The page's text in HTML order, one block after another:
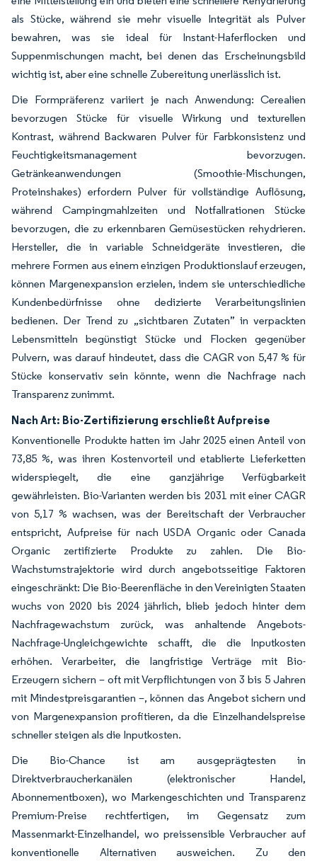
als Stücke, während sie mehr visuelle Integrität als Pulver
bewahren, was sie ideal für Instant-Haferflocken und
Suppenmischungen macht, bei denen das Erscheinungsbild
wichtig ist, aber eine schnelle Zubereitung unerlässlich ist.
Die Formpräferenz variiert je nach Anwendung: Cerealien
bevorzugen Stücke für visuelle Wirkung und texturellen
Kontrast, während Backwaren Pulver für Farbkonsistenz und
Feuchtigkeitsmanagement bevorzugen.
Getränkeanwendungen (Smoothie-Mischungen,
Proteinshakes) erfordern Pulver für vollständige Auflösung,
während Campingmahlzeiten und Notfallrationen Stücke
bevorzugen, die zu erkennbaren Gemüsestücken rehydrieren.
Hersteller, die in variable Schneidgeräte investieren, die
mehrere Formen aus einem einzigen Produktionslauf erzeugen,
können Margenexpansion erzielen, indem sie unterschiedliche
Kundenbedürfnisse ohne dedizierte Verarbeitungslinien
bedienen. Der Trend zu „sichtbaren Zutaten” in verpackten
Lebensmitteln begünstigt Stücke und Flocken gegenüber
Pulvern, was darauf hindeutet, dass die CAGR von 5,47 % für
Stücke konservativ sein könnte, wenn die Nachfrage nach
Transparenz zunimmt.
Nach Art: Bio-Zertifizierung erschließt Aufpreise
Konventionelle Produkte hatten im Jahr 2025 einen Anteil von
73,85 %, was ihren Kostenvorteil und etablierte Lieferketten
widerspiegelt, die eine ganzjährige Verfügbarkeit
gewährleisten. Bio-Varianten werden bis 2031 mit einer CAGR
von 5,17 % wachsen, was der Bereitschaft der Verbraucher
entspricht, Aufpreise für nach USDA Organic oder Canada
Organic zertifizierte Produkte zu zahlen. Die Bio-
Wachstumstrajektorie wird durch angebotsseitige Faktoren
eingeschränkt: Die Bio-Beerenfläche in den Vereinigten Staaten
wuchs von 2020 bis 2024 jährlich, blieb jedoch hinter dem
Nachfragewachstum zurück, was anhaltende Angebots-
Nachfrage-Ungleichgewichte schafft, die die Inputkosten
erhöhen. Verarbeiter, die langfristige Verträge mit Bio-
Erzeugern sichern – oft mit Verpflichtungen von 3 bis 5 Jahren
mit Mindestpreisgarantien –, können das Angebot sichern und
von Margenexpansion profitieren, da die Einzelhandelspreise
schneller steigen als die Inputkosten.
Die Bio-Chance ist am ausgeprägtesten in
Direktverbraucherkanälen (elektronischer Handel,
Abonnementboxen), wo Markengeschichten und Transparenz
Premium-Preise rechtfertigen, im Gegensatz zum
Massenmarkt-Einzelhandel, wo preissensible Verbraucher auf
konventionelle Alternativen ausweichen. Zu den